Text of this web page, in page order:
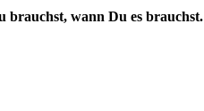
brauchst, wann Du es brauchst.